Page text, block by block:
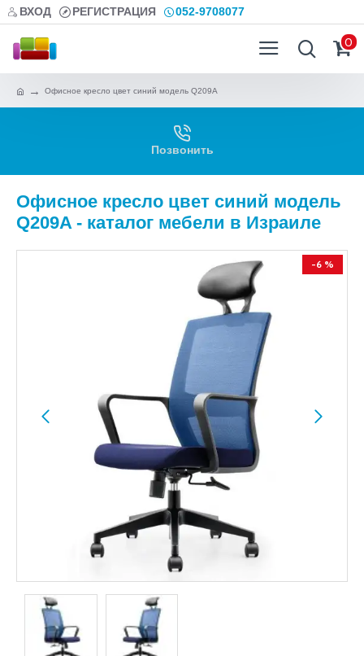
ВХОД РЕГИСТРАЦИЯ 052-9708077
0
Офисное кресло цвет синий модель Q209A
Позвонить
Офисное кресло цвет синий модель
Q209A - каталог мебели в Израиле
-6 %